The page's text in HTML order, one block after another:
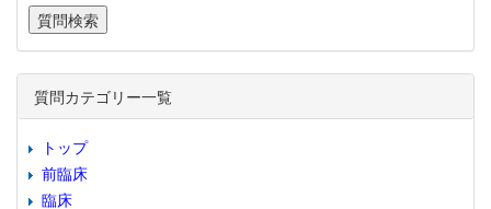
質問カテゴリー一覧
トップ
前臨床
臨床